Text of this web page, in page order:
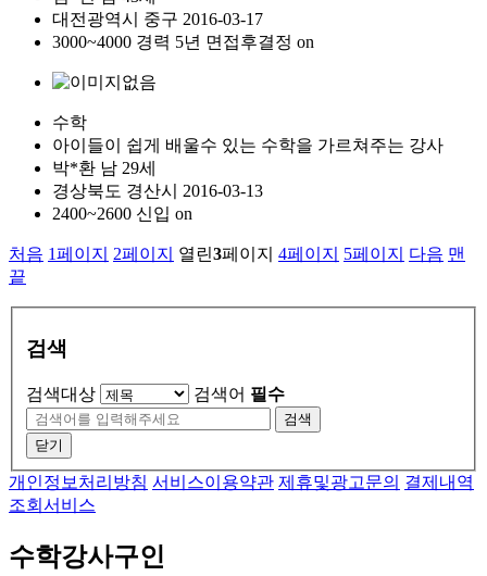
대전광역시 중구 2016-03-17
3000~4000 경력 5년 면접후결정 on
수학
아이들이 쉽게 배울수 있는 수학을 가르쳐주는 강사
박*환 남 29세
경상북도 경산시
2016-03-13
2400~2600 신입 on
처음 1페이지 2페이지 열린3페이지 4페이지 5페이지 다음 맨
끝
검색
검색대상 검색어 필수
검색
닫기
개인정보처리방침 서비스이용약관 제휴및광고문의 결제내역
조회서비스
수학강사구인